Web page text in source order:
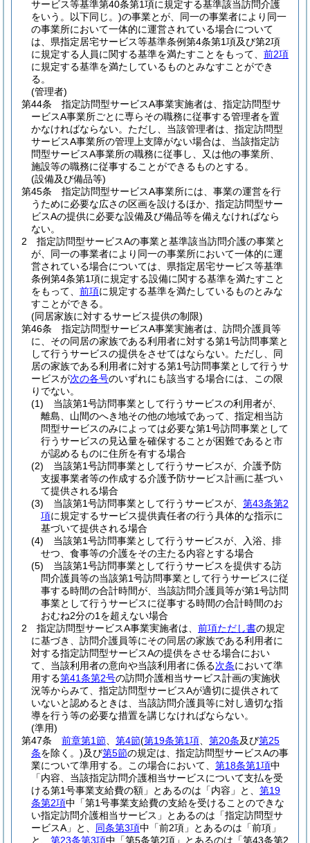
サービス等基準第40条第1項に規定する基準該当訪問介護
をいう。以下同じ。)の事業とが、同一の事業者により同一
の事業所において一体的に運営されている場合について
は、県指定居宅サービス等基準条例第4条第1項及び第2項
に規定する人員に関する基準を満たすことをもって、 前2項
に規定する基準を満たしているものとみなすことができ
る。
(管理者)
第44条
指定訪問型サービスA事業実施者は、指定訪問型サ
ービスA事業所ごとに専らその職務に従事する管理者を置
かなければならない。 ただし、当該管理者は、指定訪問型
サービスA事業所の管理上支障がない場合は、当該指定訪
問型サービスA事業所の職務に従事し、又は他の事業所、
施設等の職務に従事することができるものとする。
(設備及び備品等)
第45条
指定訪問型サービスA事業所には、事業の運営を行
うために必要な広さの区画を設けるほか、指定訪問型サー
ビスAの提供に必要な設備及び備品等を備えなければなら
ない。
2
指定訪問型サービスAの事業と基準該当訪問介護の事業と
が、同一の事業者により同一の事業所において一体的に運
営されている場合については、県指定居宅サービス等基準
条例第4条第1項に規定する設備に関する基準を満たすこと
をもって、 前項に規定する基準を満たしているものとみな
すことができる。
(同居家族に対するサービス提供の制限)
第46条
指定訪問型サービスA事業実施者は、訪問介護員等
に、その同居の家族である利用者に対する第1号訪問事業と
して行うサービスの提供をさせてはならない。 ただし、同
居の家族である利用者に対する第1号訪問事業として行うサ
ービスが次の各号のいずれにも該当する場合には、この限
りでない。
(1)
当該第1号訪問事業として行うサービスの利用者が、
離島、山間のへき地その他の地域であって、指定相当訪
問型サービスのみによっては必要な第1号訪問事業として
行うサービスの見込量を確保することが困難であると市
が認めるものに住所を有する場合
(2)
当該第1号訪問事業として行うサービスが、介護予防
支援事業者等の作成する介護予防サービス計画に基づい
て提供される場合
(3)
当該第1号訪問事業として行うサービスが、 第43条第2
項に規定するサービス提供責任者の行う具体的な指示に
基づいて提供される場合
(4)
当該第1号訪問事業として行うサービスが、入浴、排
せつ、食事等の介護をその主たる内容とする場合
(5)
当該第1号訪問事業として行うサービスを提供する訪
問介護員等の当該第1号訪問事業として行うサービスに従
事する時間の合計時間が、当該訪問介護員等が第1号訪問
事業として行うサービスに従事する時間の合計時間のお
おむね2分の1を超えない場合
2
指定訪問型サービスA事業実施者は、 前項ただし書の規定
に基づき、訪問介護員等にその同居の家族である利用者に
対する指定訪問型サービスAの提供をさせる場合におい
て、当該利用者の意向や当該利用者に係る次条において準
用する第41条第2号の訪問介護相当サービス計画の実施状
況等からみて、指定訪問型サービスAが適切に提供されて
いないと認めるときは、当該訪問介護員等に対し適切な指
導を行う等の必要な措置を講じなければならない。
(準用)
第47条
前章第1節 第4節(第19条第1項 第20条及び第25
条を除く。)及び第5節の規定は、指定訪問型サービスAの事
業について準用する。
この場合において、 第18条第1項中
「内容、当該指定訪問介護相当サービスについて支払を受
ける第1号事業支給費の額」とあるのは「内容」と、 第19
条第2項中「第1号事業支給費の支給を受けることのできな
い指定訪問介護相当サービス」とあるのは「指定訪問型サ
ービスA」と、 同条第3項中「前2項」とあるのは「前項」
と、 第23条第3項中「第5条第2項」とあるのは「第43条第2